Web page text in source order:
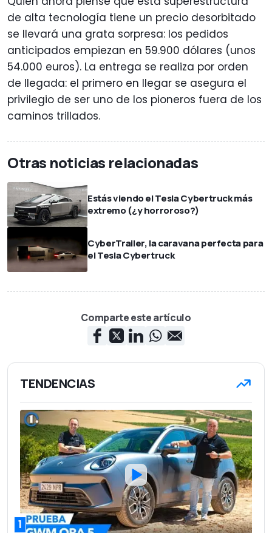
de alta tecnología tiene un precio desorbitado
se llevará una grata sorpresa: los pedidos
anticipados empiezan en 59.900 dólares (unos
54.000 euros). La entrega se realiza por orden
de llegada: el primero en llegar se asegura el
privilegio de ser uno de los pioneros fuera de los
caminos trillados.
Otras noticias relacionadas
Estás viendo el Tesla Cybertruck más
extremo (¿y horroroso?)
CyberTrailer, la caravana perfecta para
el Tesla Cybertruck
Comparte este artículo
TENDENCIAS
1